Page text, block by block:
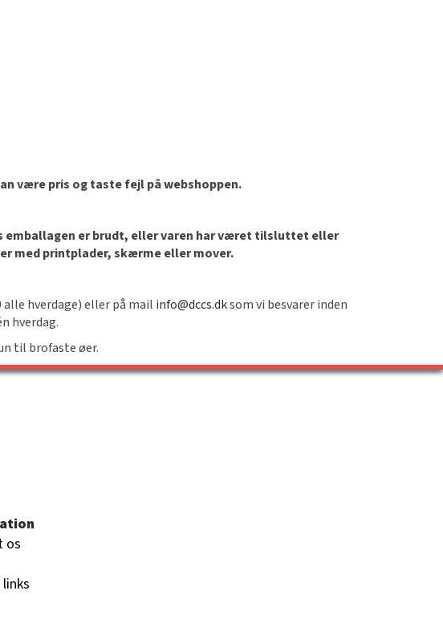
være pris og taste fejl på webshoppen.
emballagen er brudt, eller varen har været tilsluttet eller
med printplader, skærme eller mover.
alle hverdage) eller på mail info@dccs.dksom vi besvarer inden
hverdag.
til brofaste øer.
os